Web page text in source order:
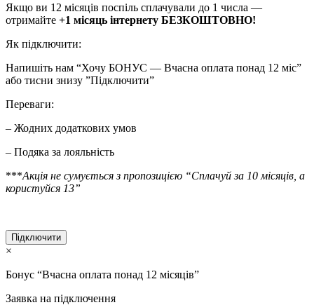
Якщо ви 12 місяців поспіль сплачували до 1 числа —
отримайте +1 місяць інтернету БЕЗКОШТОВНО!
Як підключити:
Напишіть нам “Хочу БОНУС — Вчасна оплата понад 12 міс”
або тисни знизу ”Підключити”
Переваги:
– Жодних додаткових умов
– Подяка за лояльність
***Акція не сумується з пропозицією “Сплачуй за 10 місяців, а
користуйся 13”
Підключити
×
Бонус “Вчасна оплата понад 12 місяців”
Заявка на підключення